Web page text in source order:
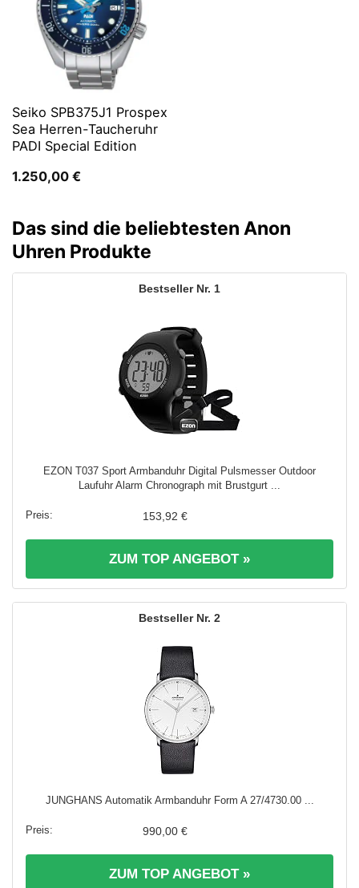
Seiko SPB375J1 Prospex
Sea Herren-Taucheruhr
PADI Special Edition
1.250,00 €
Das sind die beliebtesten Anon
Uhren Produkte
1
EZON T037 Sport Armbanduhr Digital Pulsmesser Outdoor
Laufuhr Alarm Chronograph mit Brustgurt ...
153,92 €
ZUM TOP ANGEBOT »
2
JUNGHANS Automatik Armbanduhr Form A 27/4730.00 ...
990,00 €
ZUM TOP ANGEBOT »